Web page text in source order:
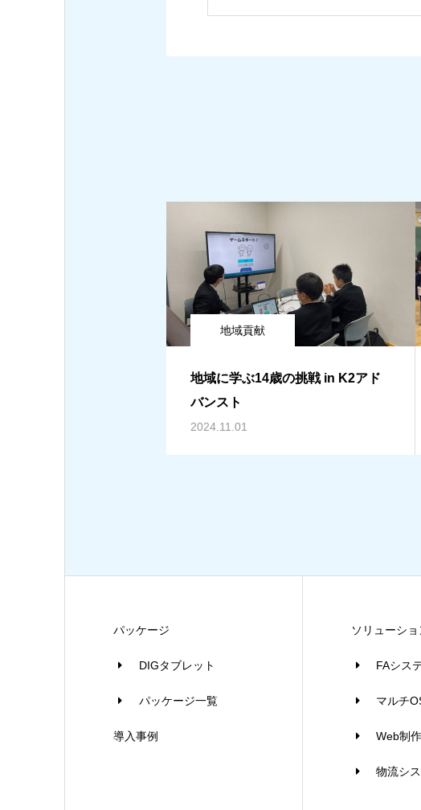
地域貢献
地域に学ぶ14歳の挑戦 in K2アド
バンスト
2024.11.01
パッケージ
DIGタブレット
パッケージ一覧
導入事例
ソリューショ
FAシス
マルチ
Web制作
物流シ